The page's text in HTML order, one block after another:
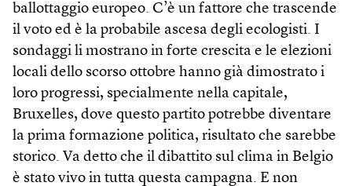
ballottaggio europeo. C’è un fattore che trascende
il voto ed è la probabile ascesa degli ecologisti. I
sondaggi li mostrano in forte crescita e le elezioni
locali dello scorso ottobre hanno già dimostrato i
loro progressi, specialmente nella capitale,
Bruxelles, dove questo partito potrebbe diventare
la prima formazione politica, risultato che sarebbe
storico. Va detto che il dibattito sul clima in Belgio
è stato vivo in tutta questa campagna. E non